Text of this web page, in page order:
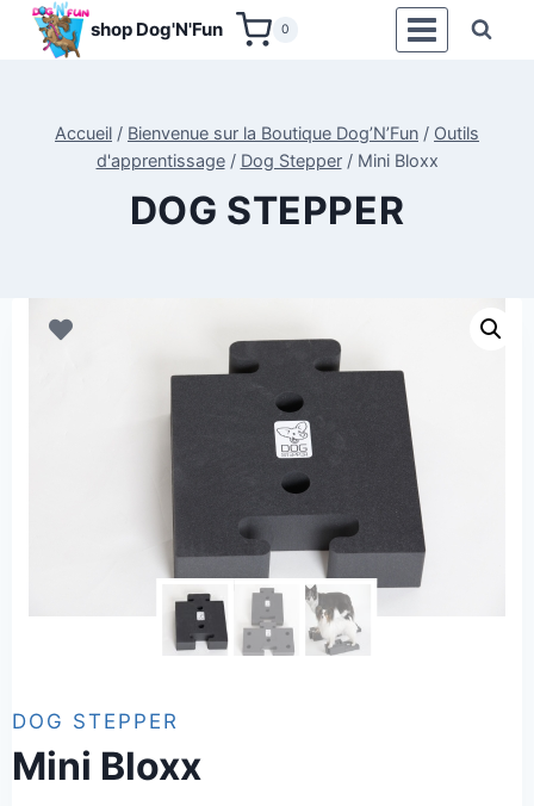
Aller
shop Dog'N'Fun 0
Accueil / Bienvenue sur la Boutique Dog’N’Fun / Outils
d'apprentissage / Dog Stepper / Mini Bloxx
DOG STEPPER
DOG STEPPER
Mini Bloxx